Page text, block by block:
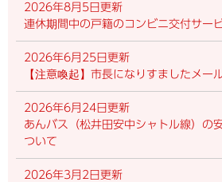
2026年8月5日更新
連休期間中の戸籍のコンビニ交付サー
2026年6月25日更新
【注意喚起】市長になりすましたメー
2026年6月24日更新
あんバス（松井田安中シャトル線）の
ついて
2026年3月2日更新